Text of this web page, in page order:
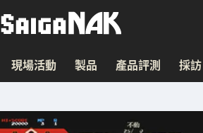
現場活動 製品 產品評測 採訪